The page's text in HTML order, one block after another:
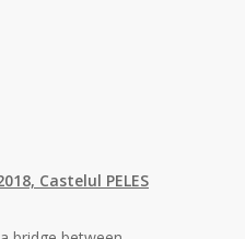
Castelul PELES